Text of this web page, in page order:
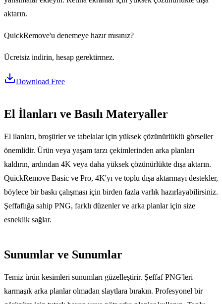
aktarın.
QuickRemove'u denemeye hazır mısınız?
Ücretsiz indirin, hesap gerektirmez.
Download Free
El İlanları ve Basılı Materyaller
El ilanları, broşürler ve tabelalar için yüksek çözünürlüklü görseller
önemlidir. Ürün veya yaşam tarzı çekimlerinden arka planları
kaldırın, ardından 4K veya daha yüksek çözünürlükte dışa aktarın.
QuickRemove Basic ve Pro, 4K'yı ve toplu dışa aktarmayı destekler,
böylece bir baskı çalışması için birden fazla varlık hazırlayabilirsiniz.
Şeffaflığa sahip PNG, farklı düzenler ve arka planlar için size
esneklik sağlar.
Sunumlar ve Sunumlar
Temiz ürün kesimleri sunumları güzelleştirir. Şeffaf PNG'leri
karmaşık arka planlar olmadan slaytlara bırakın. Profesyonel bir